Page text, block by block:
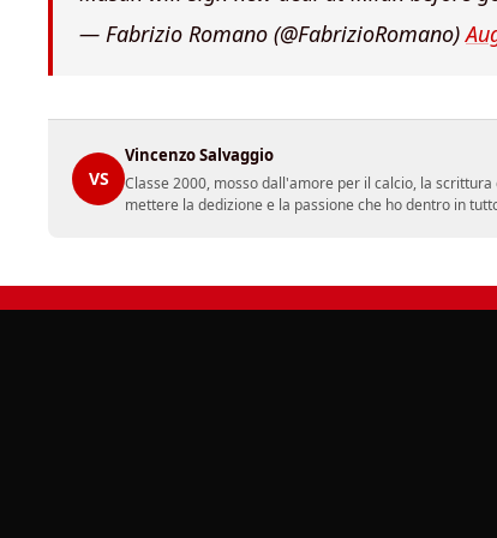
Vincenzo Salvaggio
Classe 2000, mosso dall'amore per il calcio, la
mettere la dedizione e la passione che ho dentro in